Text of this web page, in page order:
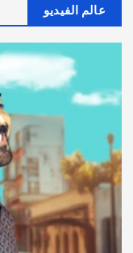
عالم الفيديو